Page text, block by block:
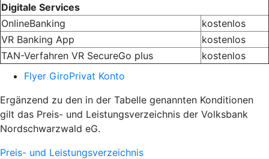
Digitale Services
OnlineBanking
kostenlos
VR Banking App
kostenlos
TAN-Verfahren VR SecureGo plus
kostenlos
Flyer GiroPrivat Konto
Ergänzend zu den in der Tabelle genannten Konditionen
gilt das Preis- und Leistungsverzeichnis der Volksbank
Nordschwarzwald eG.
Preis- und Leistungsverzeichnis